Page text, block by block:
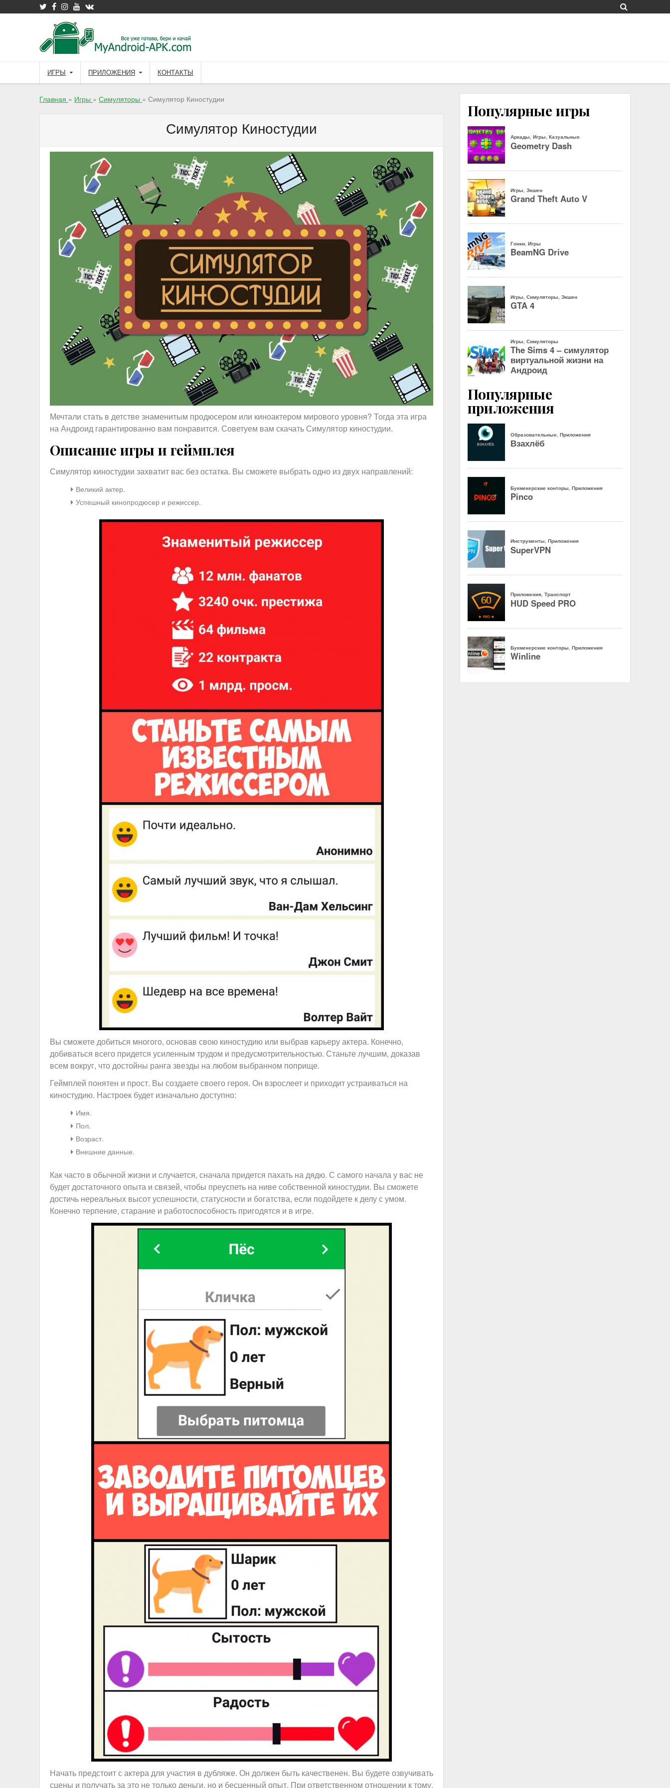
to
ИГРЫ ПРИЛОЖЕНИЯ КОНТАКТЫ
Главная » Игры » Симуляторы » Симулятор Киностудии
Симулятор Киностудии
Мечтали стать в детстве знаменитым продюсером или киноактером мирового уровня? Тогда эта игра
на Андроид гарантированно вам понравится. Советуем вам скачать Симулятор киностудии.
Описание игры и геймплея
Симулятор киностудии захватит вас без остатка. Вы сможете выбрать одно из двух направлений:
Великий актер.
Успешный кинопродюсер и режиссер.
Вы сможете добиться многого, основав свою киностудию или выбрав карьеру актера. Конечно,
добиваться всего придется усиленным трудом и предусмотрительностью. Станьте лучшим, доказав
всем вокруг, что достойны ранга звезды на любом выбранном поприще.
Геймплей понятен и прост. Вы создаете своего героя. Он взрослеет и приходит устраиваться на
киностудию. Настроек будет изначально доступно:
Имя.
Пол.
Возраст.
Внешние данные.
Как часто в обычной жизни и случается, сначала придется пахать на дядю. С самого начала у вас не
будет достаточного опыта и связей, чтобы преуспеть на ниве собственной киностудии. Вы сможете
достичь нереальных высот успешности, статусности и богатства, если подойдете к делу с умом.
Конечно терпение, старание и работоспособность пригодятся и в игре.
Начать предстоит с актера для участия в дубляже. Он должен быть качественен. Вы будете озвучивать
сцены и получать за это не только деньги, но и бесценный опыт. При ответственном отношении к тому,
Популярные игры
Популярные
приложения